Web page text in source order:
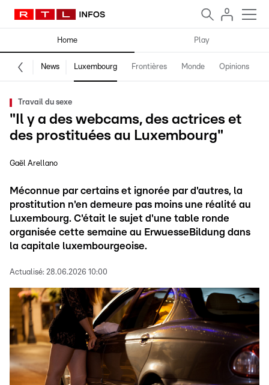
Home Play
News Luxembourg Frontières Monde Opinions
Travail du sexe
"Il y a des webcams, des actrices et
des prostituées au Luxembourg"
Gaël Arellano
Méconnue par certains et ignorée par d'autres, la
prostitution n'en demeure pas moins une réalité au
Luxembourg. C'était le sujet d'une table ronde
organisée cette semaine au ErwuesseBildung dans
la capitale luxembourgeoise.
Actualisé: 28.06.2026 10:00